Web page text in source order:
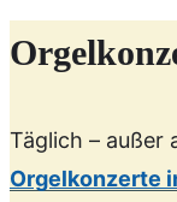
Täglich – außer
Orgelkonzerte